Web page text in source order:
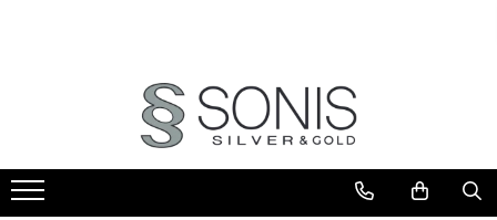
CEASURI
PANDANTIVE TIP CRUCE
CERCEI
ICOANE ORTODOXE
ICOANE CATOLICE
CRUCIFIXE